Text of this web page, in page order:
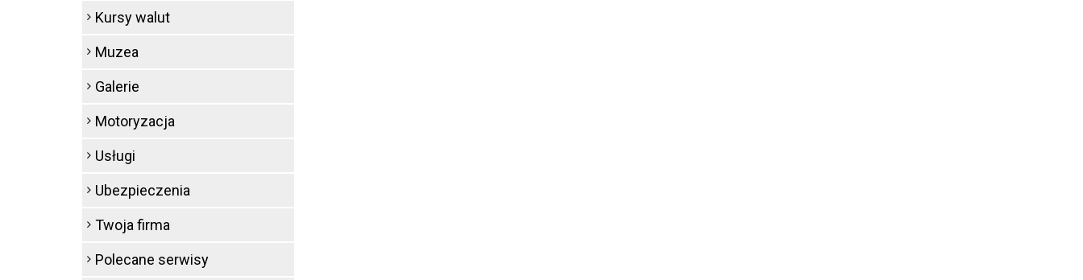
Kursy walut
Muzea
Galerie
Motoryzacja
Usługi
Ubezpieczenia
Twoja firma
Polecane serwisy